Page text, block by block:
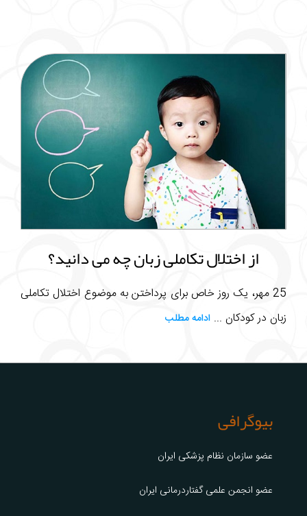
از اختلال تکاملی زبان چه می دانید؟
25 مهر، یک روز خاص برای پرداختن به موضوع اختلال تکاملی
زبان در کودکان ... ادامه مطلب
بیوگرافی
عضو سازمان نظام پزشکی ایران
عضو انجمن علمی گفتاردرمانی ایران